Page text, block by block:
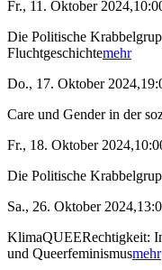
Fr., 11. Oktober
Die Politische
Fluchtgeschichtemehr
Do., 17. Oktober
Care und Gender in der
Fr., 18. Oktober
Die Politische
Sa., 26. Oktober
KlimaQUEERechtigkeit:
und Queerfeminismusmehr